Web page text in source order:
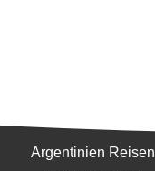
Argentinien Reisen